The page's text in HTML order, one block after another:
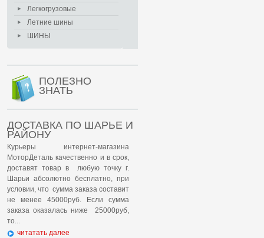
Легкогрузовые
Летние шины
ШИНЫ
ПОЛЕЗНО
ЗНАТЬ
ДОСТАВКА ПО ШАРЬЕ И
РАЙОНУ
Курьеры интернет-магазина
МоторДеталь качественно и в срок,
доставят товар в любую точку г.
Шарьи абсолютно бесплатно, при
условии, что сумма заказа составит
не менее 45000руб. Если сумма
заказа оказалась ниже 25000руб,
то...
читатать далее